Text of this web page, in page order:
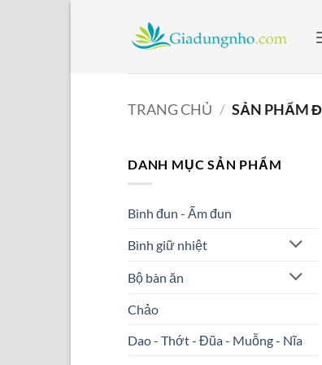
TRANG CHỦ / SẢN PHẨM
DANH MỤC SẢN PHẨM
Bình đun - Ấm đun
Bình giữ nhiệt
Bộ bàn ăn
Chảo
Dao - Thớt - Đũa - Muỗng - Nĩa